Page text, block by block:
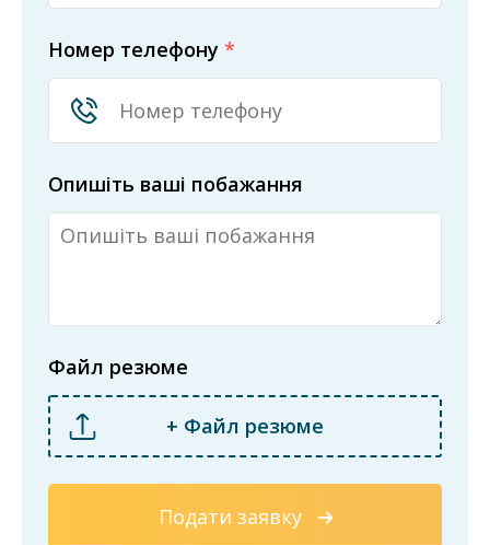
Номер телефону *
Опишіть ваші побажання
Файл резюме
+ Файл резюме
Подати заявку